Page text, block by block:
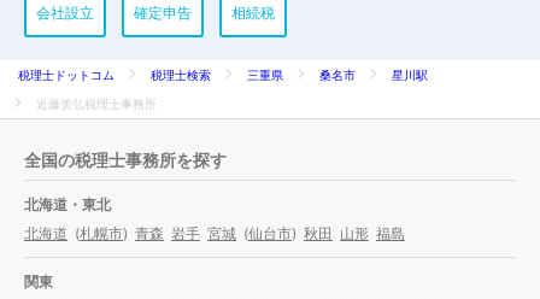
会社設立 確定申告 相続税
税理士ドットコム 税理士検索 三重県 桑名市
星川駅
近藤羡弘税理士事務所
全国の税理士事務所を探す
北海道・東北
北海道 (札幌市) 青森 岩手 宮城 (仙台市) 秋田 山形 福島
関東